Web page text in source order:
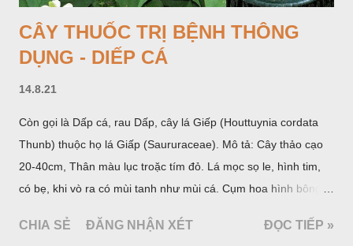
CÂY THUỐC TRỊ BỆNH THÔNG
DỤNG - DIẾP CÁ
14.8.21
Còn gọi là Dấp cá, rau Dấp, cây lá Giếp (Houttuynia cordata
Thunb) thuộc họ lá Giấp (Saururaceae). Mô tả: Cây thảo cạo
20-40cm, Thân màu lục troặc tím đỏ. Lá mọc sọ le, hình tim,
có bẹ, khi vò ra có mùi tanh như mùi cá. Cụm hoa hình bông
nhạt. Hạt hình trái xoan nhẵn. Mùa hoa quả: tháng 5 – 7.
CHIA SẺ ĐĂNG NHẬN XÉT ĐỌC TIẾP »